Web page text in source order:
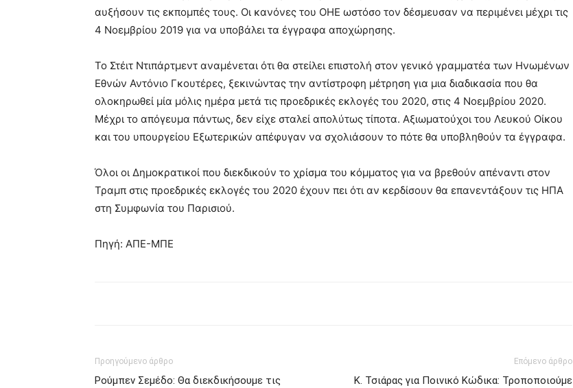
αυξήσουν τις εκπομπές τους. Οι κανόνες του ΟΗΕ ωστόσο τον δέσμευσαν να περιμένει μέχρι τις
4 Νοεμβρίου 2019 για να υποβάλει τα έγγραφα αποχώρησης.
Το Στέιτ Ντιπάρτμεντ αναμένεται ότι θα στείλει επιστολή στον γενικό γραμματέα των Ηνωμένων
Εθνών Αντόνιο Γκουτέρες, ξεκινώντας την αντίστροφη μέτρηση για μια διαδικασία που θα
ολοκηρωθεί μία μόλις ημέρα μετά τις προεδρικές εκλογές του 2020, στις 4 Νοεμβρίου 2020.
Μέχρι το απόγευμα πάντως, δεν είχε σταλεί απολύτως τίποτα. Αξιωματούχοι του Λευκού Οίκου
και του υπουργείου Εξωτερικών απέφυγαν να σχολιάσουν το πότε θα υποβληθούν τα έγγραφα.
Όλοι οι Δημοκρατικοί που διεκδικούν το χρίσμα του κόμματος για να βρεθούν απέναντι στον
Τραμπ στις προεδρικές εκλογές του 2020 έχουν πει ότι αν κερδίσουν θα επανεντάξουν τις ΗΠΑ
στη Συμφωνία του Παρισιού.
Πηγή: ΑΠΕ-ΜΠΕ
Προηγούμενο άρθρο
Ρούμπεν Σεμέδο: Θα διεκδικήσουμε τις
Επόμενο άρθρο
Κ. Τσιάρας για Ποινικό Κώδικα: Τροποποιούμε